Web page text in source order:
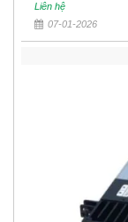
Liên hệ
07-01-2026